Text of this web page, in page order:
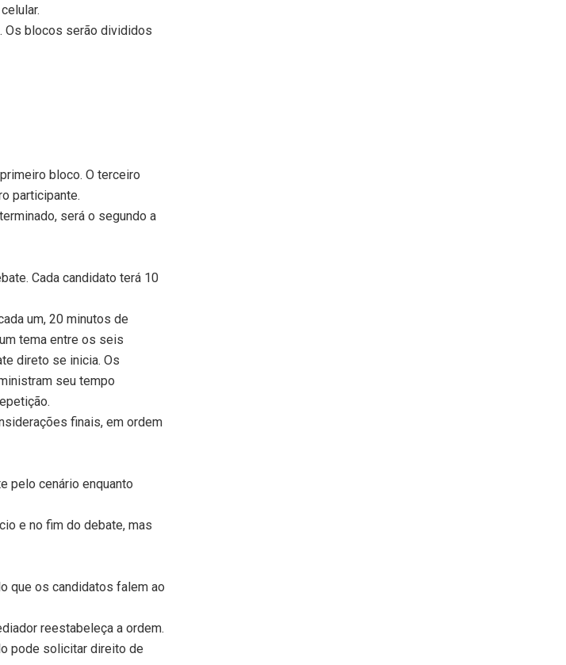
Os blocos serão divididos
bloco. O terceiro
participante.
será o segundo a
Cada candidato terá 10
um, 20 minutos de
tema entre os seis
direto se inicia. Os
seu tempo
finais, em ordem
pelo cenário enquanto
e no fim do debate, mas
que os candidatos falem ao
reestabeleça a ordem.
pode solicitar direito de